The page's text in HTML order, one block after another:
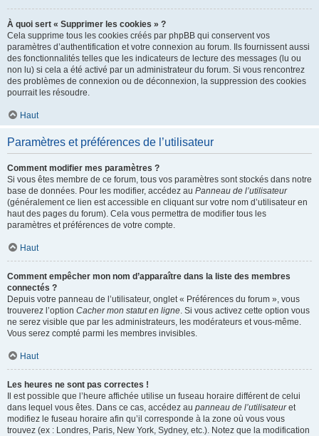
À quoi sert « Supprimer les cookies » ?
Cela supprime tous les cookies créés par phpBB qui conservent vos
paramètres d’authentification et votre connexion au forum. Ils fournissent aussi
des fonctionnalités telles que les indicateurs de lecture des messages (lu ou
non lu) si cela a été activé par un administrateur du forum. Si vous rencontrez
des problèmes de connexion ou de déconnexion, la suppression des cookies
pourrait les résoudre.
Haut
Paramètres et préférences de l’utilisateur
Comment modifier mes paramètres ?
Si vous êtes membre de ce forum, tous vos paramètres sont stockés dans notre
base de données. Pour les modifier, accédez au Panneau de l’utilisateur
(généralement ce lien est accessible en cliquant sur votre nom d’utilisateur en
haut des pages du forum). Cela vous permettra de modifier tous les
paramètres et préférences de votre compte.
Haut
Comment empêcher mon nom d’apparaître dans la liste des membres
connectés ?
Depuis votre panneau de l’utilisateur, onglet « Préférences du forum », vous
trouverez l’option Cacher mon statut en ligne. Si vous activez cette option vous
ne serez visible que par les administrateurs, les modérateurs et vous-même.
Vous serez compté parmi les membres invisibles.
Haut
Les heures ne sont pas correctes !
Il est possible que l’heure affichée utilise un fuseau horaire différent de celui
dans lequel vous êtes. Dans ce cas, accédez au panneau de l’utilisateuret
modifiez le fuseau horaire afin qu’il corresponde à la zone où vous vous
trouvez (ex : Londres, Paris, New York, Sydney, etc.). Notez que la modification